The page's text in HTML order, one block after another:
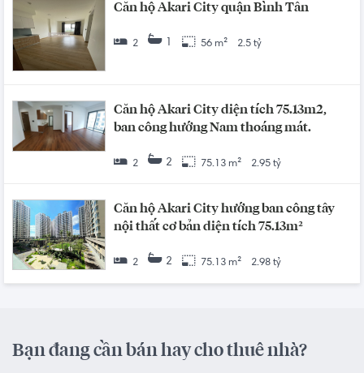
Căn hộ Akari City quận Bình Tân
2 1 56 m² 2.5 tỷ
Căn hộ Akari City diện tích 75.13m2,
ban công hướng Nam thoáng mát.
2 2 75.13 m² 2.95 tỷ
Căn hộ Akari City hướng ban công tây
nội thất cơ bản diện tích 75.13m²
2 2 75.13 m² 2.98 tỷ
Bạn đang cần bán hay cho thuê nhà?